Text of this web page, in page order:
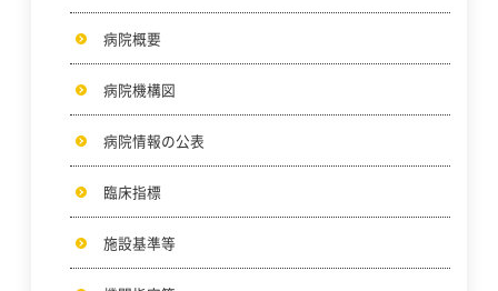
看護部の理念と基本方針
患者さんの権利と責務
岐阜市民病院で医療をうける子どもの権利
病院概要
病院機構図
病院情報の公表
臨床指標
施設基準等